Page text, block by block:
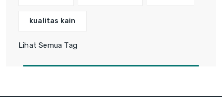
kualitas kain
Lihat Semua Tag